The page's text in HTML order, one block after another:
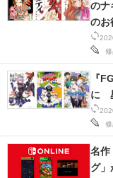
のナ
のお
『
に
名作
グ